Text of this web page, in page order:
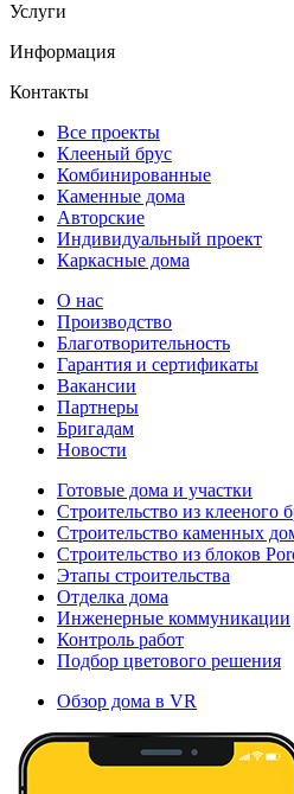
Услуги
Информация
Контакты
Все проекты
Клееный брус
Комбинированные
Каменные дома
Авторские
Индивидуальный проект
Каркасные дома
О нас
Производство
Благотворительность
Гарантия и сертификаты
Вакансии
Партнеры
Бригадам
Новости
Готовые дома и участки
Строительство из клееного
Строительство каменных
Строительство из блоков
Этапы строительства
Отделка дома
Инженерные коммуникации
Контроль работ
Подбор цветового решения
Обзор дома в VR